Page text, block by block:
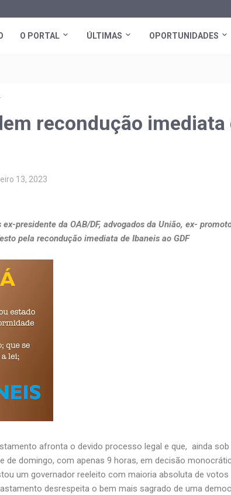
O PORTAL ÚLTIMAS OPORTUNIDADES
recondução imediata
13, 2023
presidente da OAB/DF, advogados da União, ex-
pela recondução imediata de Ibaneis ao GDF
afronta o devido processo legal e que, ainda
de domingo, com apenas 9 horas, em decisão
um governador reeleito com maioria absoluta de votos
desrespeita o bem mais sagrado de uma